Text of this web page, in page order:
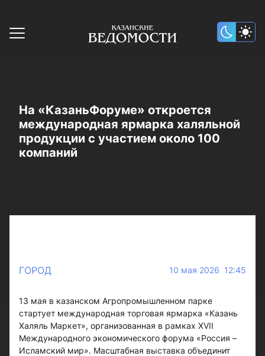
На «КазаньФоруме» откроется
международная ярмарка халяльной
продукции с участием около 100
компаний
ГОРОД 10 мая 2026 12:45
13 мая в казанском Агропромышленном парке
стартует международная торговая ярмарка «Казань
Халяль Маркет», организованная в рамках XVII
Международного экономического форума «Россия –
Исламский мир». Масштабная выставка объединит